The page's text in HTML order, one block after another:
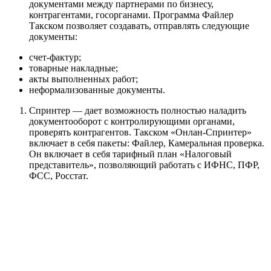
документами между партнерами по бизнесу,
контрагентами, госорганами. Программа Файлер
Такском позволяет создавать, отправлять следующие
документы:
счет-фактур;
товарные накладные;
акты выполненных работ;
неформализованные документы.
Спринтер — дает возможность полностью наладить
документооборот с контролирующими органами,
проверять контрагентов. Такском «Онлан-Спринтер»
включает в себя пакеты: Файлер, Камеральная проверка.
Он включает в себя тарифный план «Налоговый
представитель», позволяющий работать с ИФНС, ПФР,
ФСС, Росстат.